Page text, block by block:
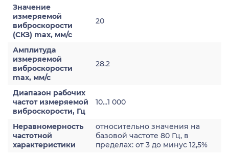
Значение
измеряемой
виброскорости
(СКЗ) max, мм/с
20
Амплитуда
измеряемой
виброскорости
max, мм/с
28.2
Диапазон рабочих
частот измеряемой
виброскорости, Гц
10...1 000
Неравномерность
частотной
характеристики
относительно значения на
базовой частоте 80 Гц, в
пределах: от 3 до минус 12,5%